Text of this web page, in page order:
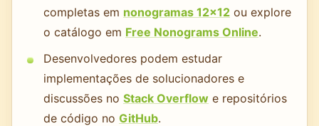
completas em nonogramas 12x12ou explore
o catálogo em Free Nonograms Online.
Desenvolvedores podem estudar
implementações de solucionadores e
discussões no Stack Overflowe repositórios
de código no GitHub.